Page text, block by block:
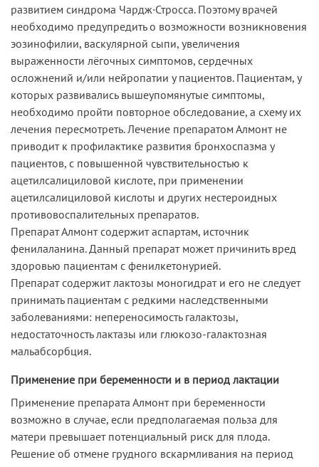
развитием синдрома Чардж·Стросса. Поэтому врачей
необходимо предупредить о возможности возникновения
эозинофилии, васкулярной сыпи, увеличения
выраженности лёгочных симптомов, сердечных
осложнений и/или нейропатии у пациентов. Пациентам, у
которых развивались вышеупомянутые симптомы,
необходимо пройти повторное обследование, а схему их
лечения пересмотреть. Лечение препаратом Алмонт не
приводит к профилактике развития бронхоспазма у
пациентов, с повышенной чувствительностью к
ацетилсалициловой кислоте, при применении
ацетилсалициловой кислоты и других нестероидных
противовоспалительных препаратов.
Препарат Алмонт содержит аспартам, источник
фенилаланина. Данный препарат может причинить вред
здоровью пациентам с фенилкетонурией.
Препарат содержит лактозы моногидрат и его не следует
принимать пациентам с редкими наследственными
заболеваниями: непереносимость галактозы,
недостаточность лактазы или глюкозо-галактозная
мальабсорбция.
Применение при беременности и в период лактации
Применение препарата Алмонт при беременности
возможно в случае, если предполагаемая польза для
матери превышает потенциальный риск для плода.
Решение об отмене грудного вскармливания на период